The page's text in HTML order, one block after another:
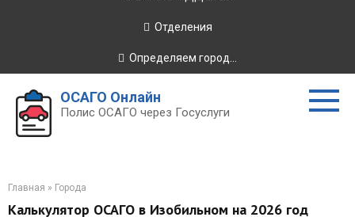
Отделения
Определяем город...
ОСАГО Онлайн
Полис ОСАГО через Госуслуги
Главная » Города
Калькулятор ОСАГО в Изобильном на 2026 год